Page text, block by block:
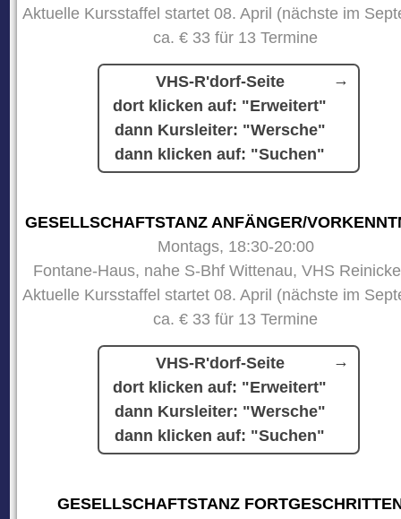
Aktuelle Kursstaffel startet 08. April (nächste im
ca. € 33 für 13 Termine
VHS-R'dorf-Seite
dort klicken auf: "Erweitert"
dann Kursleiter: "Wersche"
dann klicken auf: "Suchen"
GESELLSCHAFTSTANZ ANFÄNGER/
Montags, 18:30-20:00
Fontane-Haus, nahe S-Bhf Wittenau, VHS
Aktuelle Kursstaffel startet 08. April (nächste im
ca. € 33 für 13 Termine
VHS-R'dorf-Seite
dort klicken auf: "Erweitert"
dann Kursleiter: "Wersche"
dann klicken auf: "Suchen"
GESELLSCHAFTSTANZ